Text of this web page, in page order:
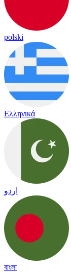
polski
Ελληνικά
اردو
বাংলা